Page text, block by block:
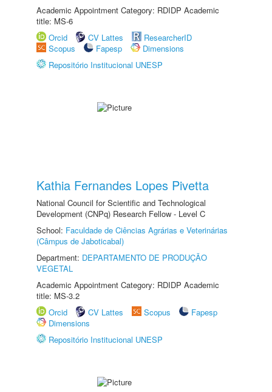
Academic Appointment Category: RDIDP Academic
title: MS-6
Orcid
CV Lattes
ResearcherID
Scopus
Fapesp
Dimensions
Repositório Institucional UNESP
Kathia Fernandes Lopes Pivetta
National Council for Scientific and Technological
Development (CNPq) Research Fellow - Level C
School: Faculdade de Ciências Agrárias e Veterinárias
(Câmpus de Jaboticabal)
Department: DEPARTAMENTO DE PRODUÇÃO
VEGETAL
Academic Appointment Category: RDIDP Academic
title: MS-3.2
Orcid
CV Lattes Scopus
Fapesp
Dimensions
Repositório Institucional UNESP